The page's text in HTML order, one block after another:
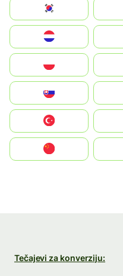
South Korea
United States
中國香港特別行政區
Tečajevi za konverziju: